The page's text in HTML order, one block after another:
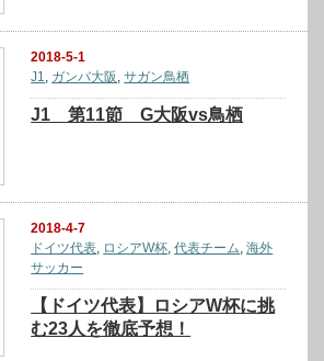
2018-5-1
J1
ガンバ大阪 ,サガン鳥栖
J1 第11節 G大阪vs鳥栖
2018-4-7
ドイツ代表, ロシアW杯,代表チーム,海外
サッカー
【ドイツ代表】ロシアW杯に挑
む23人を徹底予想！